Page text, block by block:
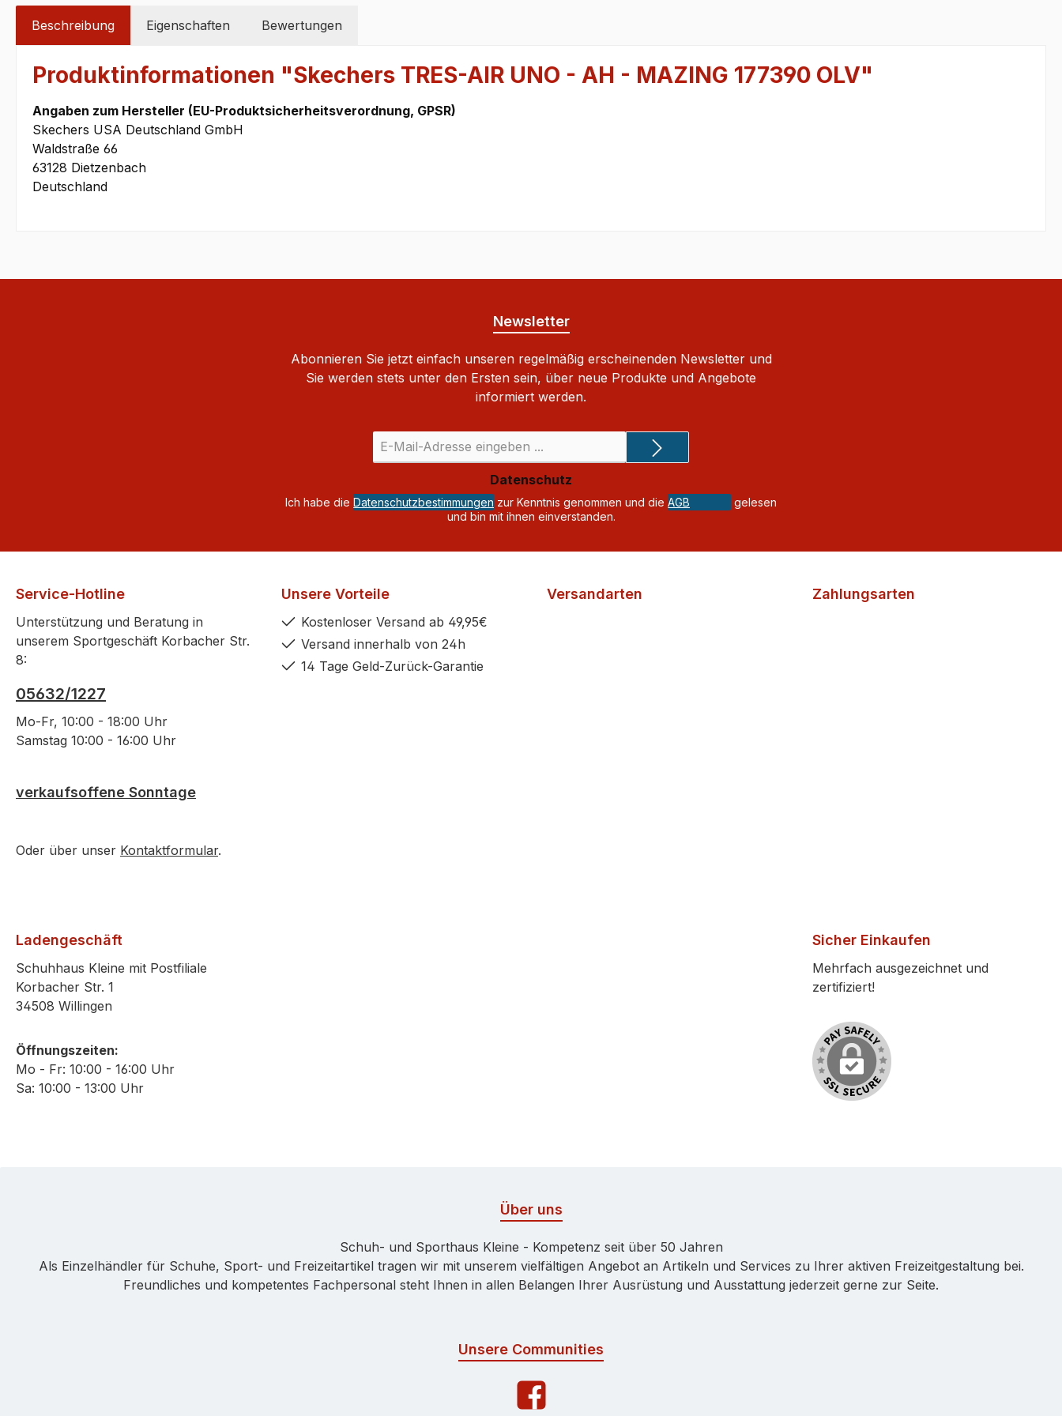
Beschreibung Eigenschaften Bewertungen
Produktinformationen "Skechers TRES-AIR UNO - AH - MAZING 177390 OLV"
Angaben zum Hersteller (EU-Produktsicherheitsverordnung, GPSR)
Skechers USA Deutschland GmbH
Waldstraße 66
63128 Dietzenbach
Deutschland
Newsletter
Abonnieren Sie jetzt einfach unseren regelmäßig erscheinenden Newsletter und
Sie werden stets unter den Ersten sein, über neue Produkte und Angebote
informiert werden.
Mail-
Adresse
*
Datenschutz
Ich habe die Datenschutzbestimmungen zur Kenntnis genommen und die AGB
gelesen
und bin mit ihnen einverstanden.
Service-Hotline
Unterstützung und Beratung in
unserem Sportgeschäft Korbacher Str.
8:
05632/1227
Mo-Fr, 10:00 - 18:00 Uhr
Samstag 10:00 - 16:00 Uhr
verkaufsoffene Sonntage
Oder über unser Kontaktformular.
Unsere Vorteile
Kostenloser Versand ab 49,95€
Versand innerhalb von 24h
14 Tage Geld-Zurück-Garantie
Versandarten Zahlungsarten
Ladengeschäft
Schuhhaus Kleine mit Postfiliale
Korbacher Str. 1
34508 Willingen
Öffnungszeiten:
Mo - Fr: 10:00 - 16:00 Uhr
Sa: 10:00 - 13:00 Uhr
Sicher Einkaufen
Mehrfach ausgezeichnet und
zertifiziert!
Über uns
Schuh- und Sporthaus Kleine - Kompetenz seit über 50 Jahren
Als Einzelhändler für Schuhe, Sport- und Freizeitartikel tragen wir mit unserem vielfältigen Angebot an Artikeln und Services zu Ihrer aktiven Freizeitgestaltung bei.
Freundliches und kompetentes Fachpersonal steht Ihnen in allen Belangen Ihrer Ausrüstung und Ausstattung jederzeit gerne zur Seite.
Unsere Communities